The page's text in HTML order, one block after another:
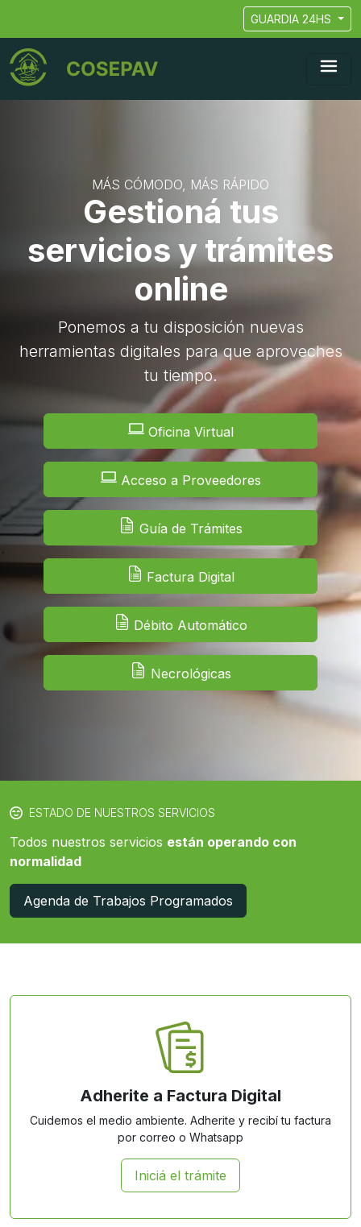
GUARDIA 24HS
MÁS CÓMODO, MÁS RÁPIDO
Gestioná tus
servicios y trámites
online
Ponemos a tu disposición nuevas
herramientas digitales para que aproveches
tu tiempo.
Oficina Virtual
Acceso a Proveedores
Guía de Trámites
Factura Digital
Débito Automático
Necrológicas
ESTADO DE NUESTROS SERVICIOS
Todos nuestros servicios están operando con
normalidad
Agenda de Trabajos Programados
Adherite a Factura Digital
Cuidemos el medio ambiente. Adherite y recibí tu factura
por correo o Whatsapp
Iniciá el trámite